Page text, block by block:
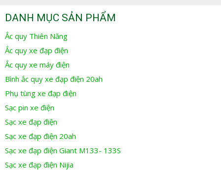
DANH MỤC SẢN PHẨM
Ắc quy Thiên Năng
Ắc quy xe đạp điện
Ắc quy xe máy điện
Bình ắc quy xe đạp điện 20ah
Phụ tùng xe đạp điện
Sạc pin xe điện
Sạc xe đạp điện
Sạc xe đạp điện 20ah
Sạc xe đạp điện Giant M133- 133S
Sạc xe đạp điện Nijia